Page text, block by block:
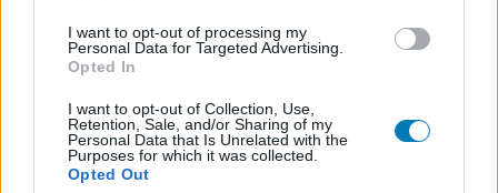
I want to opt-out of processing my
Personal Data for Targeted Advertising.
Opted In
I want to opt-out of Collection, Use,
Retention, Sale, and/or Sharing of my
Personal Data that Is Unrelated with the
Purposes for which it was collected.
Opted Out
Marvel-színészekkel bővül az új Karate kölyök
csapata
| 2024.04.04 11:56